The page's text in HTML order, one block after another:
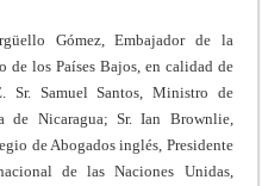
Gómez, Embajador de la
de los Países Bajos, en calidad de
Sr. Samuel Santos, Ministro de
de Nicaragua; Sr. Ian Brownlie,
de Abogados inglés, Presidente
de las Naciones Unidas,